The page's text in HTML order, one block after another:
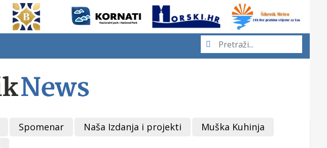
Spomenar Naša Izdanja i projekti
Muška Kuhinja